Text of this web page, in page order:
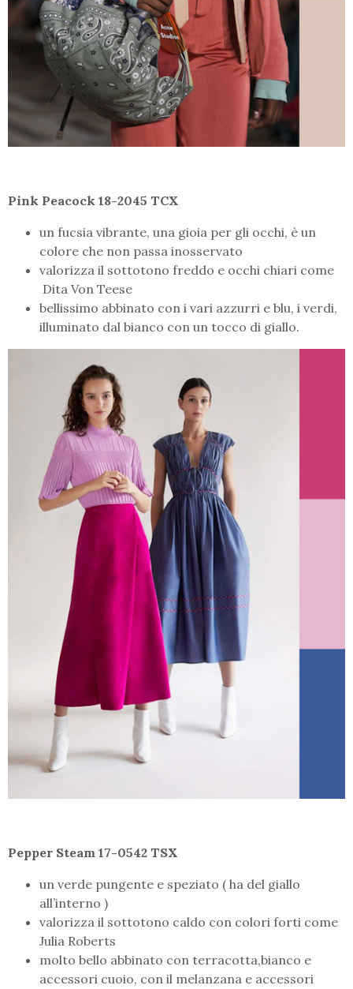
Pink Peacock 18-2045 TCX
un fucsia vibrante, una gioia per gli occhi, è un
colore che non passa inosservato
valorizza il sottotono freddo e occhi chiari come
Dita Von Teese
bellissimo abbinato con i vari azzurri e blu, i verdi,
illuminato dal bianco con un tocco di giallo.
Pepper Steam 17-0542 TSX
un verde pungente e speziato ( ha del giallo
all’interno )
valorizza il sottotono caldo con colori forti come
Julia Roberts
molto bello abbinato con terracotta,bianco e
accessori cuoio, con il melanzana e accessori